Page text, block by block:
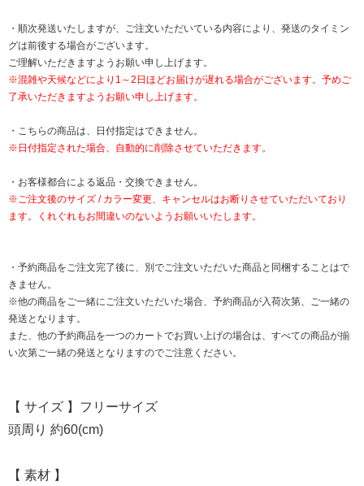
・順次発送いたしますが、ご注文いただいている内容により、発送のタイミン
グは前後する場合がございます。
ご理解いただきますようお願い申し上げます。
※混雑や天候などにより1～2日ほどお届けが遅れる場合がございます。予めご
了承いただきますようお願い申し上げます。
・こちらの商品は、日付指定はできません。
※日付指定された場合、自動的に削除させていただきます。
・お客様都合による返品・交換できません。
※ご注文後のサイズ / カラー変更、キャンセルはお断りさせていただいており
ます。くれぐれもお間違いのないようお願いいたします。
・予約商品をご注文完了後に、別でご注文いただいた商品と同梱することはで
きません。
※他の商品をご一緒にご注文いただいた場合、予約商品が入荷次第、ご一緒の
発送となります。
また、他の予約商品を一つのカートでお買い上げの場合は、すべての商品が揃
い次第ご一緒の発送となりますのでご注意ください。
【 サイズ 】フリーサイズ
頭周り 約60(cm)
【 素材 】